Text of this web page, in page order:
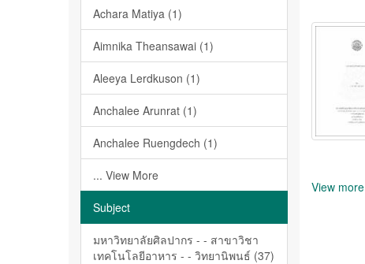
Achara Matiya (1)
Aimnika Theansawai (1)
Aleeya Lerdkuson (1)
Anchalee Arunrat (1)
Anchalee Ruengdech (1)
... View More
Subject
มหาวิทยาลัยศิลปากร - - สาขาวิชา
เทคโนโลยีอาหาร - - วิทยานิพนธ์ (37)
View more